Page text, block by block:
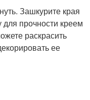
Зашкурите края
прочности креем
раскрасить
ее